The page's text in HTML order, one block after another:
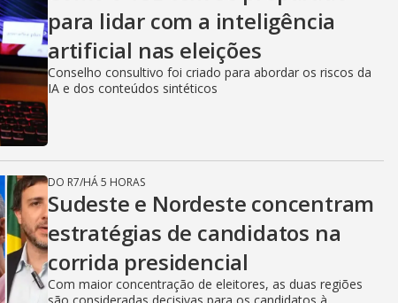
para lidar com a inteligência
artificial nas eleições
Conselho consultivo foi criado para abordar os riscos da
IA e dos conteúdos sintéticos
DO R7/HÁ 5 HORAS
Sudeste e Nordeste concentram
estratégias de candidatos na
corrida presidencial
Com maior concentração de eleitores, as duas regiões